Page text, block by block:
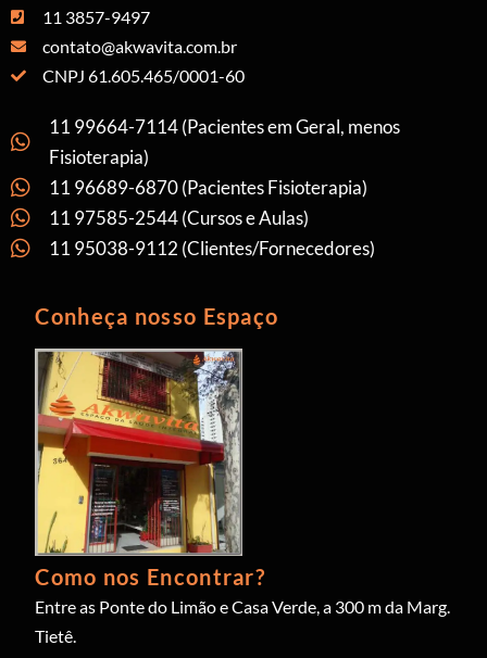
11 3857-9497
contato@akwavita.com.br
CNPJ 61.605.465/0001-60
11 99664-7114 (Pacientes em Geral, menos
Fisioterapia)
11 96689-6870 (Pacientes Fisioterapia)
11 97585-2544 (Cursos e Aulas)
11 95038-9112 (Clientes/Fornecedores)
Conheça nosso Espaço
Como nos Encontrar?
Entre as Ponte do Limão e Casa Verde, a 300 m da Marg.
Tietê.